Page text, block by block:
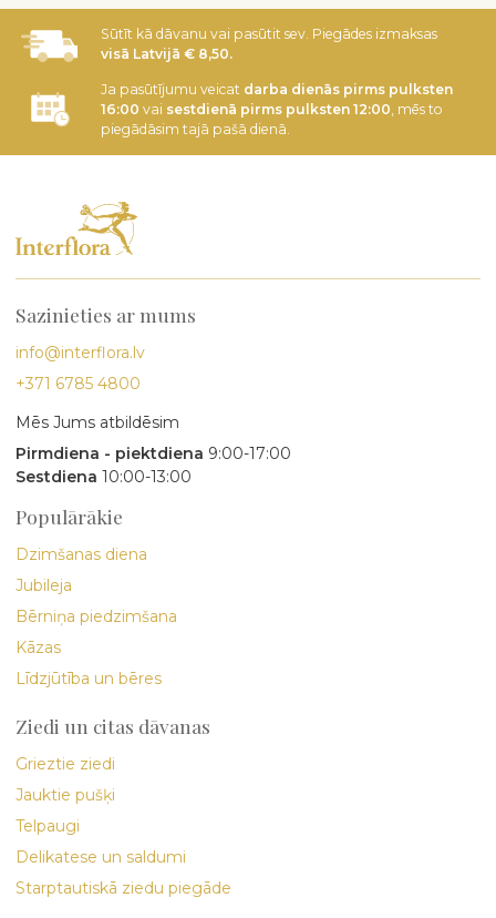
Sūtīt kā dāvanu vai pasūtit sev. Piegādes izmaksas
visā Latvijā € 8,50.
Ja pasūtījumu veicat darba dienās pirms pulksten
16:00 vai sestdienā pirms pulksten 12:00, mēs to
piegādāsim tajā pašā dienā.
Sazinieties ar mums
info@interflora.lv
+371 6785 4800
Mēs Jums atbildēsim
Pirmdiena - piektdiena 9:00-17:00
Sestdiena 10:00-13:00
Populārākie
Dzimšanas diena
Jubileja
Bērniņa piedzimšana
Kāzas
Līdzjūtība un bēres
Ziedi un citas dāvanas
Grieztie ziedi
Jauktie pušķi
Telpaugi
Delikatese un saldumi
Starptautiskā ziedu piegāde